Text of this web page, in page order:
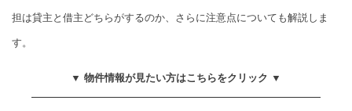
担は貸主と借主どちらがするのか、さらに注意点についても解説しま
す。
▼ 物件情報が見たい方はこちらをクリック ▼